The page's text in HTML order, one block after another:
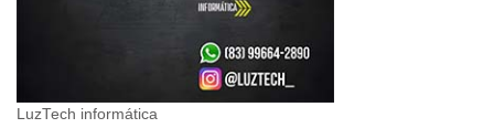
LuzTech informática